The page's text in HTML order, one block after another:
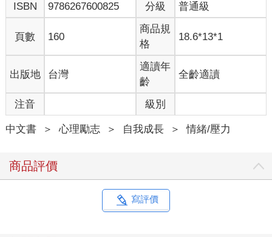
ISBN
9786267600825 分級 普通級
頁數 160
商品規
格
18.6*13*1
出版地 台灣
適讀年
齡
全齡適讀
注音 級別
中文書 ＞ 心理勵志 ＞ 自我成長 ＞ 情緒/壓力
商品評價
寫評價